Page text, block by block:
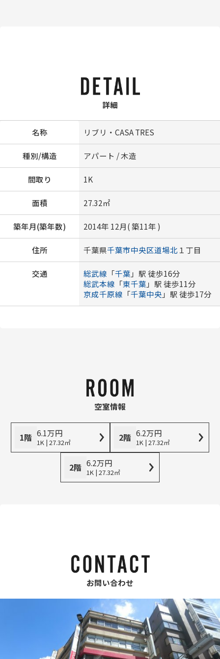
詳細
名称 リブリ・CASA TRES
種別/構造 アパート / 木造
間取り 1K
面積 27.32㎡
築年月(築年数) 2014年 12月( 築11年 )
住所 千葉県千葉市中央区道場北 １丁目
交通 総武線 「千葉 」駅 徒歩16分
総武本線 「東千葉 」駅 徒歩11分
京成千原線 「千葉中央 」駅 徒歩17分
空室情報
1階 6.1万円
1K | 27.32㎡ 2階 6.2万円
1K | 27.32㎡
2階 6.2万円
1K | 27.32㎡
お問い合わせ